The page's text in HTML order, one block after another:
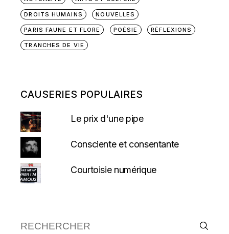
DROITS HUMAINS NOUVELLES
PARIS FAUNE ET FLORE POÉSIE RÉFLEXIONS
TRANCHES DE VIE
CAUSERIES POPULAIRES
Le prix d'une pipe
Consciente et consentante
Courtoisie numérique
Recherche :